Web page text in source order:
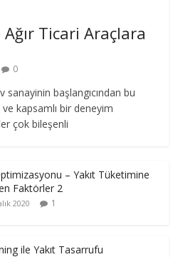
Ticari Araçlara
0
başlangıcından bu
kapsamlı bir deneyim
çok bileşenli
– Yakıt Tüketimine
Faktörler 2
2020 1
ile Yakıt Tasarrufu